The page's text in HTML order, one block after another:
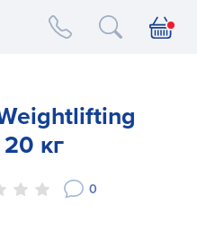
logo
кг
0